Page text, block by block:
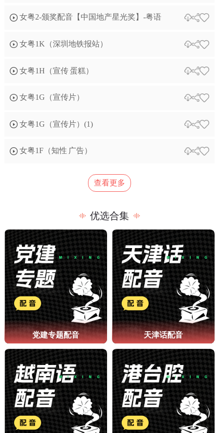
女粤2-颁奖配音【中国地产星光奖】-粤语
女粤1K（深圳地铁报站）
女粤1H（宣传 蛋糕）
女粤1G（宣传片）
女粤1G（宣传片）(1)
女粤1F（知性 广告）
查看更多
优选合集
党建专题配音 天津话配音